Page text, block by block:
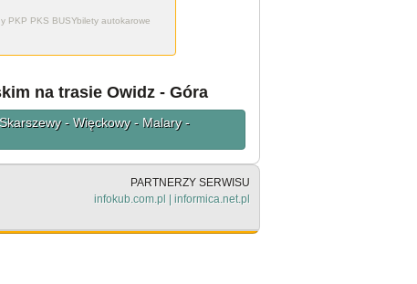
PKP PKS BUSYbilety autokarowe
na trasie Owidz - Góra
- Więckowy - Malary -
PARTNERZY SERWISU
infokub.com.pl | informica.net.pl